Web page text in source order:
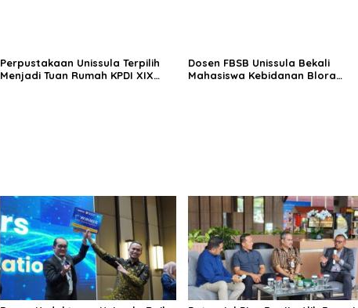
Perpustakaan Unissula Terpilih
Menjadi Tuan Rumah KPDI XIX
Dosen FBSB Unissula Bekali
Mahasiswa Kebidanan Blora